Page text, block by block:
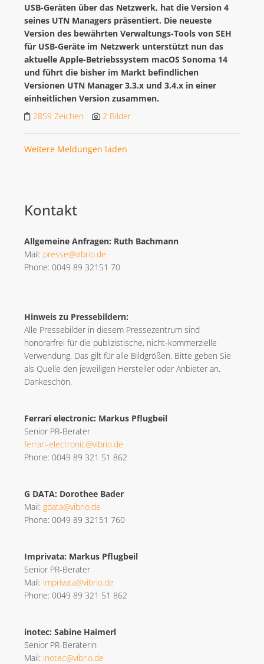
USB-Geräten über das Netzwerk, hat die Version 4
seines UTN Managers präsentiert. Die neueste
Version des bewährten Verwaltungs-Tools von SEH
für USB-Geräte im Netzwerk unterstützt nun das
aktuelle Apple-Betriebssystem macOS Sonoma 14
und führt die bisher im Markt befindlichen
Versionen UTN Manager 3.3.x und 3.4.x in einer
einheitlichen Version zusammen.
2859 Zeichen
2 Bilder
Weitere Meldungen laden
Kontakt
Allgemeine Anfragen: Ruth Bachmann
Mail: presse@vibrio.de
Phone: 0049 89 32151 70
Hinweis zu Pressebildern:
Alle Pressebilder in diesem Pressezentrum sind
honorarfrei für die publizistische, nicht-kommerzielle
Verwendung. Das gilt für alle Bildgrößen. Bitte geben Sie
als Quelle den jeweiligen Hersteller oder Anbieter an.
Dankeschön.
Ferrari electronic: Markus Pflugbeil
Senior PR-Berater
ferrari-electronic@vibrio.de
Phone: 0049 89 321 51 862
G DATA: Dorothee Bader
Mail: gdata@vibrio.de
Phone: 0049 89 32151 760
Imprivata: Markus Pflugbeil
Senior PR-Berater
Mail: imprivata@vibrio.de
Phone: 0049 89 321 51 862
inotec: Sabine Haimerl
Senior PR-Beraterin
Mail: inotec@vibrio.de